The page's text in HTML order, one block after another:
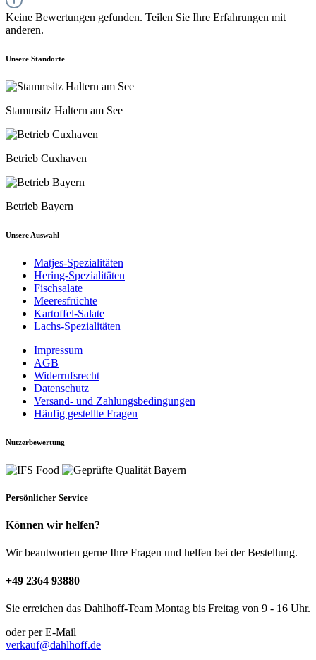
Keine Bewertungen gefunden. Teilen Sie Ihre Erfahrungen mit
anderen.
Unsere Standorte
Stammsitz Haltern am See
Betrieb Cuxhaven
Betrieb Bayern
Unsere Auswahl
Matjes-Spezialitäten
Hering-Spezialitäten
Fischsalate
Meeresfrüchte
Kartoffel-Salate
Lachs-Spezialitäten
Impressum
AGB
Widerrufsrecht
Datenschutz
Versand- und Zahlungsbedingungen
Häufig gestellte Fragen
Nutzerbewertung
Persönlicher Service
Können wir helfen?
Wir beantworten gerne Ihre Fragen und helfen bei der Bestellung.
+49 2364 93880
Sie erreichen das Dahlhoff-Team Montag bis Freitag von 9 - 16 Uhr.
oder per E-Mail
verkauf@dahlhoff.de